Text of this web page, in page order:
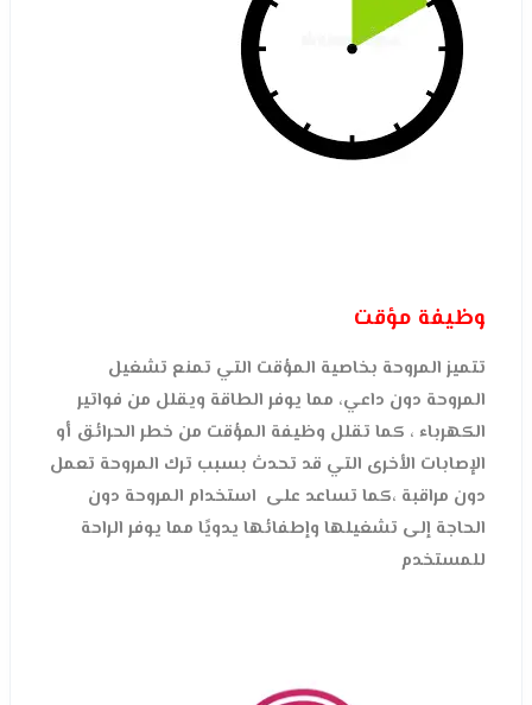
وظيفة مؤقت
تتميز المروحة بخاصية المؤقت التي تمنع تشغيل
المروحة دون داعي، مما يوفر الطاقة ويقلل من فواتير
الكهرباء ، كما تقلل وظيفة المؤقت من خطر الحرائق أو
الإصابات الأخرى التي قد تحدث بسبب ترك المروحة تعمل
دون مراقبة ،كما تساعد على استخدام المروحة دون
الحاجة إلى تشغيلها وإطفائها يدويًا مما يوفر الراحة
للمستخدم